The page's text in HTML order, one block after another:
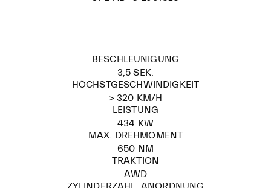
BESCHLEUNIGUNG
3,5 SEK.
HÖCHSTGESCHWINDIGKEIT
> 320 KM/H
LEISTUNG
434 KW
MAX. DREHMOMENT
650 NM
TRAKTION
AWD